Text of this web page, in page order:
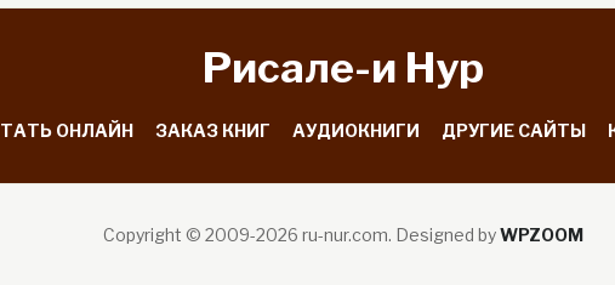
Рисале-и Hyp
ОНЛАЙН ЗАКАЗ КНИГ АУДИОКНИГИ ДРУГИЕ САЙТЫ
Copyright © 2009-2026 ru-nur.com. Designed byWPZOOM